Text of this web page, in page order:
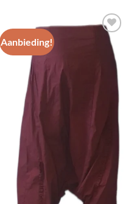
Aanbieding!
Toevoegen
wenslijst